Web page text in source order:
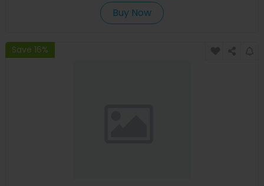
Buy Now
Save 16%